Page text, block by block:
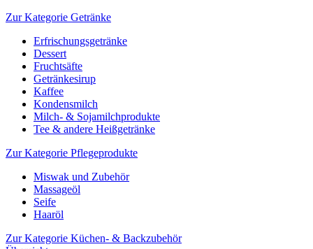
Zur Kategorie Getränke
Erfrischungsgetränke
Dessert
Fruchtsäfte
Getränkesirup
Kaffee
Kondensmilch
Milch- & Sojamilchprodukte
Tee & andere Heißgetränke
Zur Kategorie Pflegeprodukte
Miswak und Zubehör
Massageöl
Seife
Haaröl
Zur Kategorie Küchen- & Backzubehör